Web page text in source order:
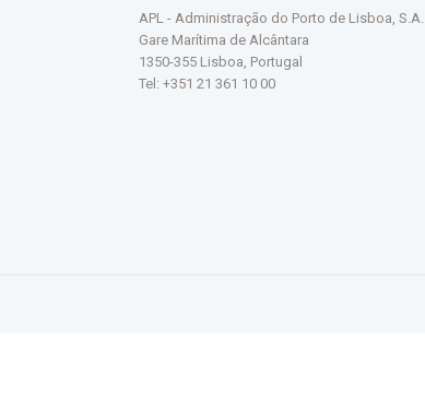
APL - Administração do Porto de Lisboa, S.A.
Gare Marítima de Alcântara
1350-355 Lisboa, Portugal
Tel: +351 21 361 10 00